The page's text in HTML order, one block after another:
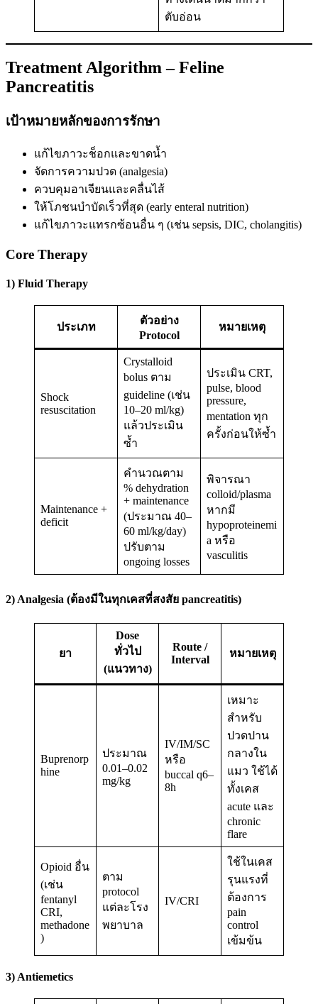
ตับอ่อน
Treatment Algorithm – Feline
Pancreatitis
เป้าหมายหลักของการรักษา
แก้ไขภาวะช็อกและขาดน้ำ
จัดการความปวด (analgesia)
ควบคุมอาเจียนและคลื่นไส้
ให้โภชนบำบัดเร็วที่สุด (early enteral nutrition)
แก้ไขภาวะแทรกซ้อนอื่น ๆ (เช่น sepsis, DIC, cholangitis)
Core Therapy
1) Fluid Therapy
ประเภท
ตัวอย่าง
Protocol
หมายเหตุ
Shock
resuscitation
Crystalloid
bolus ตาม
guideline (เช่น
10–20 ml/kg)
แล้วประเมิน
ซ้ำ
ประเมิน CRT,
pulse, blood
pressure,
mentation ทุก
ครั้งก่อนให้ซ้ำ
Maintenance +
deficit
คำนวณตาม
% dehydration
+ maintenance
(ประมาณ 40–
60 ml/kg/day)
ปรับตาม
ongoing losses
พิจารณา
colloid/plasma
หากมี
hypoproteinemi
a หรือ
vasculitis
2) Analgesia (ต้องมีในทุกเคสที่สงสัย pancreatitis)
ยา
Dose
ทั่วไป
(แนวทาง)
Route /
Interval
หมายเหตุ
Buprenorp
hine
ประมาณ
0.01–0.02
mg/kg
IV/IM/SC
หรือ
buccal q6–
8h
เหมาะ
สำหรับ
ปวดปาน
กลางใน
แมว ใช้ได้
ทั้งเคส
acute และ
chronic
flare
Opioid อื่น
(เช่น
fentanyl
CRI,
methadone
)
ตาม
protocol
แต่ละโรง
พยาบาล
IV/CRI
ใช้ในเคส
รุนแรงที่
ต้องการ
pain
control
เข้มข้น
3) Antiemetics